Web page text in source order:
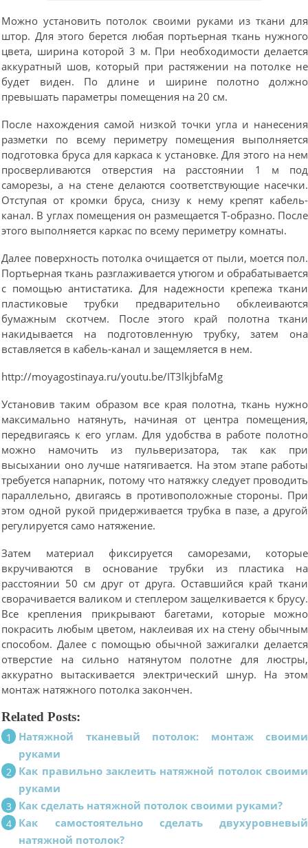
Можно установить потолок своими руками из ткани для
штор. Для этого берется любая портьерная ткань нужного
цвета, ширина которой 3 м. При необходимости делается
аккуратный шов, который при растяжении на потолке не
будет виден. По длине и ширине полотно должно
превышать параметры помещения на 20 см.
После нахождения самой низкой точки угла и нанесения
разметки по всему периметру помещения выполняется
подготовка бруса для каркаса к установке. Для этого на нем
просверливаются отверстия на расстоянии 1 м под
саморезы, а на стене делаются соответствующие насечки.
Отступая от кромки бруса, снизу к нему крепят кабель-
канал. В углах помещения он размещается Т-образно. После
этого выполняется каркас по всему периметру комнаты.
Далее поверхность потолка очищается от пыли, моется пол.
Портьерная ткань разглаживается утюгом и обрабатывается
с помощью антистатика. Для надежности крепежа ткани
пластиковые трубки предварительно обклеиваются
бумажным скотчем. После этого край полотна ткани
накидывается на подготовленную трубку, затем она
вставляется в кабель-канал и защемляется в нем.
http://moyagostinaya.ru/youtu.be/IT3lkjbfaMg
Установив таким образом все края полотна, ткань нужно
максимально натянуть, начиная от центра помещения,
передвигаясь к его углам. Для удобства в работе полотно
можно намочить из пульверизатора, так как при
высыхании оно лучше натягивается. На этом этапе работы
требуется напарник, потому что натяжку следует проводить
параллельно, двигаясь в противоположные стороны. При
этом одной рукой придерживается трубка в пазе, а другой
регулируется само натяжение.
Затем материал фиксируется саморезами, которые
вкручиваются в основание трубки из пластика на
расстоянии 50 см друг от друга. Оставшийся край ткани
сворачивается валиком и степлером защелкивается к брусу.
Все крепления прикрывают багетами, которые можно
покрасить любым цветом, наклеивая их на стену обычным
способом. Далее с помощью обычной зажигалки делается
отверстие на сильно натянутом полотне для люстры,
аккуратно вытаскивается электрический шнур. На этом
монтаж натяжного потолка закончен.
Related Posts:
Натяжной тканевый потолок: монтаж своими
руками
Как правильно заклеить натяжной потолок своими
руками
Как сделать натяжной потолок своими руками?
Как самостоятельно сделать двухуровневый
натяжной потолок?